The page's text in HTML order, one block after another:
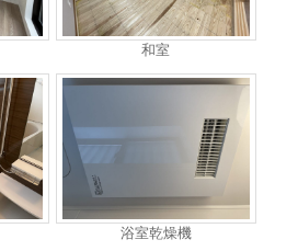
和室
浴室乾燥機